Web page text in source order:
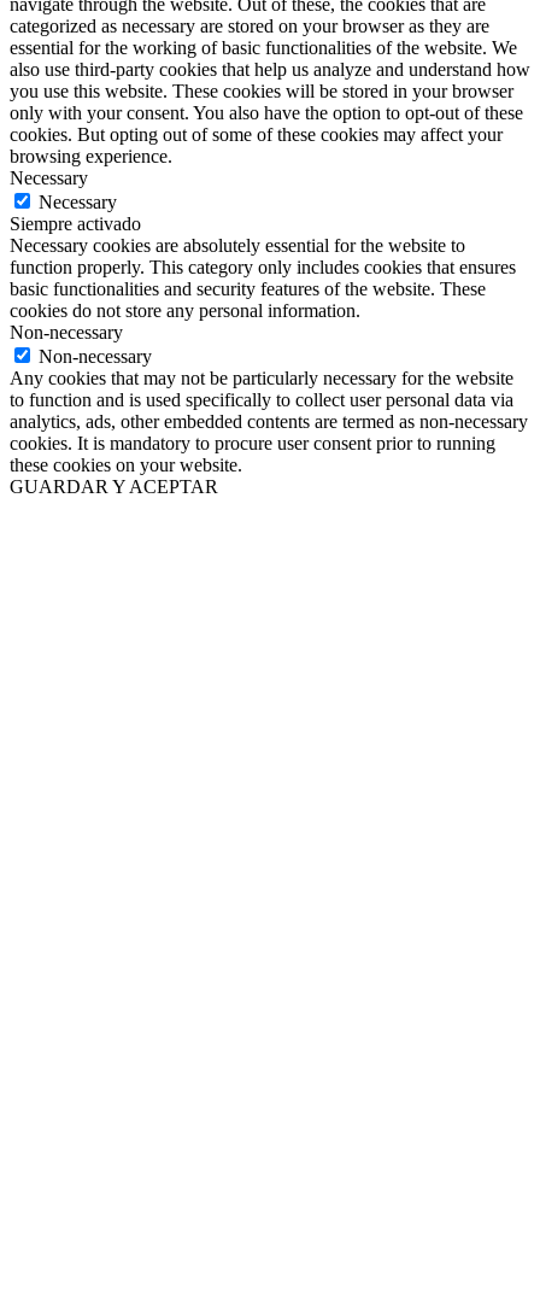
navigate through the website. Out of these, the cookies that are
categorized as necessary are stored on your browser as they are
essential for the working of basic functionalities of the website. We
also use third-party cookies that help us analyze and understand how
you use this website. These cookies will be stored in your browser
only with your consent. You also have the option to opt-out of these
cookies. But opting out of some of these cookies may affect your
browsing experience.
Necessary
Necessary
Siempre activado
Necessary cookies are absolutely essential for the website to
function properly. This category only includes cookies that ensures
basic functionalities and security features of the website. These
cookies do not store any personal information.
Non-necessary
Non-necessary
Any cookies that may not be particularly necessary for the website
to function and is used specifically to collect user personal data via
analytics, ads, other embedded contents are termed as non-necessary
cookies. It is mandatory to procure user consent prior to running
these cookies on your website.
GUARDAR Y ACEPTAR